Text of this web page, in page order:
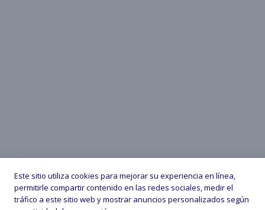
Este sitio utiliza cookies para mejorar su experiencia en línea,
permitirle compartir contenido en las redes sociales, medir el
tráfico a este sitio web y mostrar anuncios personalizados según